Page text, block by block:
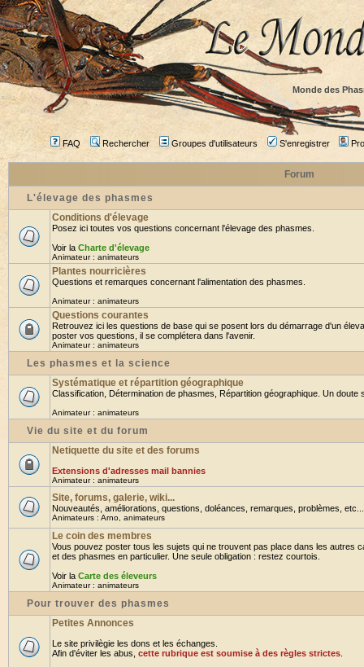
Monde des
FAQ Rechercher Groupes d'utilisateurs S'enregistrer
Forum
L'élevage des phasmes
Conditions d'élevage
Posez ici toutes vos questions concernant l'élevage des phasmes.
Voir la Charte d'élevage
Animateur : animateurs
Plantes nourricières
Questions et remarques concernant l'alimentation des phasmes.
Animateur : animateurs
Questions courantes
Retrouvez ici les questions de base qui se posent lors du démarrage d'un
poster vos questions, il se complétera dans l'avenir.
Animateur : animateurs
Les phasmes et la science
Systématique et répartition géographique
Classification, Détermination de phasmes, Répartition géographique. Un doute
Animateur : animateurs
Vie du site et du forum
Netiquette du site et des forums
Extensions d'adresses mail bannies
Animateur : animateurs
Site, forums, galerie, wiki...
Nouveautés, améliorations, questions, doléances, remarques, problèmes,
Animateurs : Arno animateurs
Le coin des membres
Vous pouvez poster tous les sujets qui ne trouvent pas place dans les autres
et des phasmes en particulier. Une seule obligation : restez courtois.
Voir la Carte des éleveurs
Animateur : animateurs
Pour trouver des phasmes
Petites Annonces
Le site privilègie les dons et les échanges.
Afin d'éviter les abus, cette rubrique est soumise à des règles strictes